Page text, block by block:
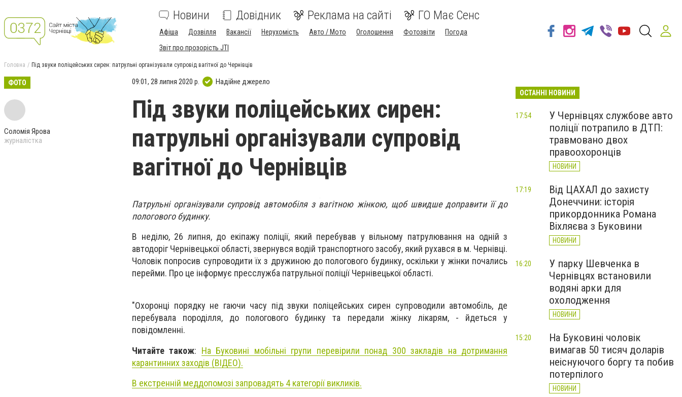
Новини Довідник Реклама на сайті ГО Має Сенс
Афіша Дозвілля Вакансії Нерухомість Авто / Мото Оголошення Фотозвіти
Погода
Звіт про прозорість JTI
Головна Під звуки поліцейських сирен: патрульні організували супровід вагітної до Чернівців
ФОТО
Соломія Ярова
журналістка
09:01, 28 липня 2020 р. Надійне джерело
Під звуки поліцейських сирен:
патрульні організували супровід
вагітної до Чернівців
Патрульні організували супровід автомобіля з вагітною жінкою, щоб швидше доправити її до
пологового будинку.
В неділю, 26 липня, до екіпажу поліції, який перебував у вільному патрулювання на одній з
автодоріг Чернівецької області, звернувся водій транспортного засобу, який рухався в м. Чернівці.
Чоловік попросив супроводити їх з дружиною до пологового будинку, оскільки у жінки почались
перейми. Про це інформує пресслужба патрульної поліції Чернівецької області.
"Охоронці порядку не гаючи часу під звуки поліцейських сирен супроводили автомобіль, де
перебувала породілля, до пологового будинку та передали жінку лікарям, - йдеться у
повідомленні.
Читайте також: На Буковині мобільні групи перевірили понад 300 закладів на дотримання
карантинних заходів (ВІДЕО).
В екстренній меддопомозі запровадять 4 категорії викликів.
ОСТАННІ НОВИНИ
У Чернівцях службове авто
поліції потрапило в ДТП:
травмовано двох
правоохоронців
НОВИНИ
17:54
Від ЦАХАЛ до захисту
Донеччини: історія
прикордонника Романа
Віхляєва з Буковини
НОВИНИ
17:19
У парку Шевченка в
Чернівцях встановили
водяні арки для
охолодження
НОВИНИ
16:20
На Буковині чоловік
вимагав 50 тисяч доларів
неіснуючого боргу та побив
потерпілого
НОВИНИ
15:20